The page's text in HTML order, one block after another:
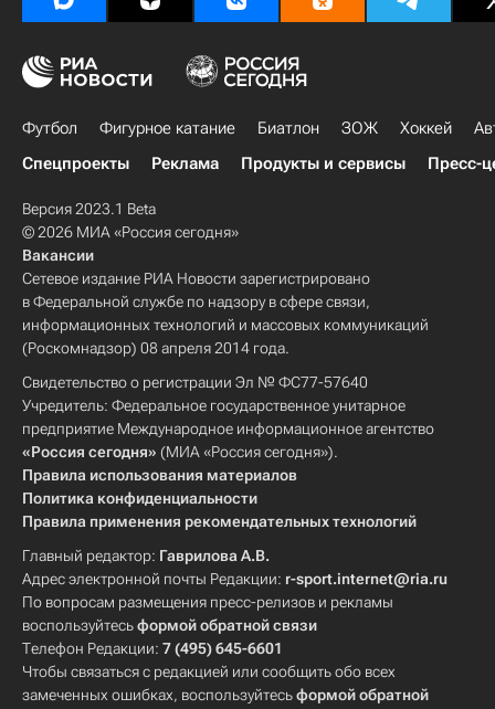
Футбол Фигурное катание Биатлон ЗОЖ Хоккей
Спецпроекты
Реклама Продукты и сервисы Пресс-
Версия 2023.1 Beta
© 2026 МИА «Россия сегодня»
Вакансии
Сетевое издание РИА Новости зарегистрировано
в Федеральной службе по надзору в сфере связи,
информационных технологий и массовых коммуникаций
(Роскомнадзор) 08 апреля 2014 года.
Свидетельство о регистрации Эл № ФС77-57640
Учредитель: Федеральное государственное унитарное
предприятие Международное информационное агентство
«Россия сегодня» (МИА «Россия сегодня»).
Правила использования материалов
Политика конфиденциальности
Правила применения рекомендательных технологий
Главный редактор: Гаврилова А.В.
Адрес электронной почты Редакции: r-sport.internet@ria.ru
По вопросам размещения пресс-релизов и рекламы
воспользуйтесьформой обратной связи
Телефон Редакции: 7 (495) 645-6601
Чтобы связаться с редакцией или сообщить обо всех
замеченных ошибках, воспользуйтесьформой обратной